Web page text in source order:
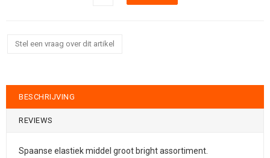
Stel een vraag over dit artikel
BESCHRIJVING
REVIEWS
Spaanse elastiek middel groot bright assortiment.